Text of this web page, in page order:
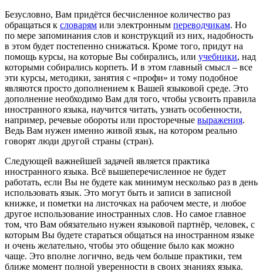
Безусловно, Вам придётся бесчисленное количество раз
обращаться к словарям или электронным переводчикам. Но
по мере запоминания слов и конструкций из них, надобность
в этом будет постепенно снижаться. Кроме того, придут на
помощь курсы, на которые Вы собирались, или учебники, над
которыми собирались корпеть. И в этом главный смысл – все
эти курсы, методики, занятия с «профи» и тому подобное
являются просто дополнением к Вашей языковой среде. Это
дополнение необходимо Вам для того, чтобы усвоить правила
иностранного языка, научится читать, узнать особенности,
например, речевые обороты или просторечные выражения.
Ведь Вам нужен именно живой язык, на котором реально
говорят люди другой страны (стран).
Следующей важнейшей задачей является практика
иностранного языка. Всё вышеперечисленное не будет
работать, если Вы не будете как минимум несколько раз в день
использовать язык. Это могут быть и записи в записной
книжке, и пометки на листочках на рабочем месте, и любое
другое использование иностранных слов. Но самое главное
том, что Вам обязательно нужен языковой партнёр, человек, с
которым Вы будете стараться общаться на иностранном языке
и очень желательно, чтобы это общение было как можно
чаще. Это вполне логично, ведь чем больше практики, тем
ближе момент полной уверенности в своих знаниях языка.